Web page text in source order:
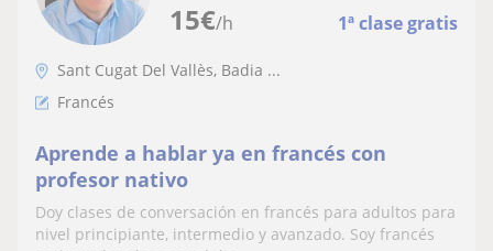
15€/h 1ª clase gratis
Sant Cugat Del Vallès, Badia ...
Francés
Aprende a hablar ya en francés con
profesor nativo
Doy clases de conversación en francés para adultos para
nivel principiante, intermedio y avanzado. Soy francés